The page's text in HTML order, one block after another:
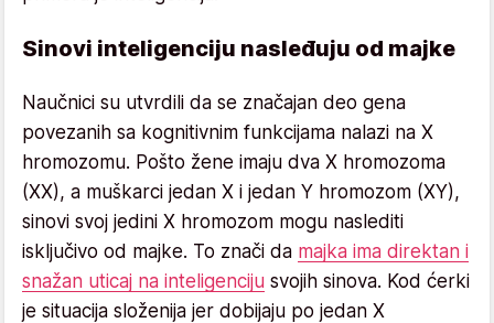
Sinovi inteligenciju nasleđuju od majke
Naučnici su utvrdili da se značajan deo gena
povezanih sa kognitivnim funkcijama nalazi na X
hromozomu. Pošto žene imaju dva X hromozoma
(XX), a muškarci jedan X i jedan Y hromozom (XY),
sinovi svoj jedini X hromozom mogu naslediti
isključivo od majke. To znači da majka ima direktan i
snažan uticaj na inteligenciju svojih sinova. Kod ćerki
je situacija složenija jer dobijaju po jedan X